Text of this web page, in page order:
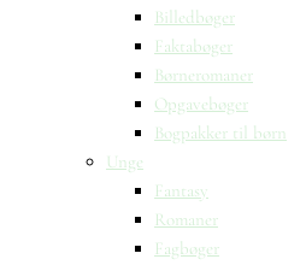
Billedbøger
Faktabøger
Børneromaner
Opgavebøger
Bogpakker til børn
Unge
Fantasy
Romaner
Fagbøger